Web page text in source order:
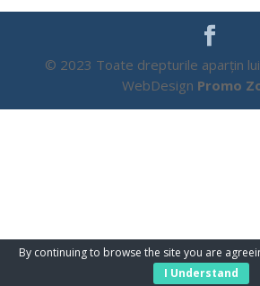
© 2023 Toate drepturile aparțin
WebDesign Promo
By continuing to browse the site you are
I Understand